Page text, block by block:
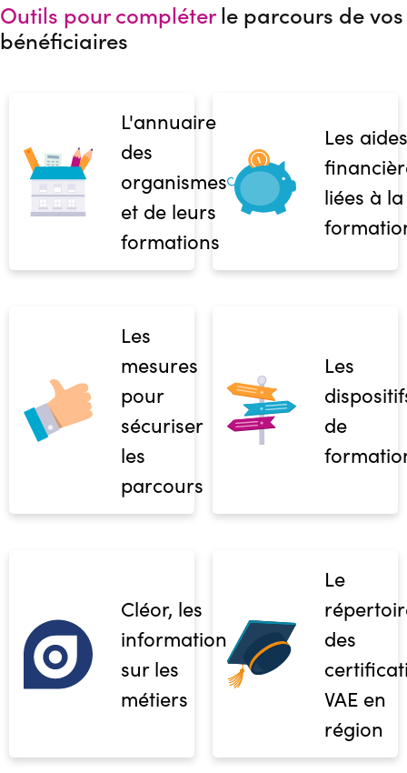
Outils pour compléterle parcours de vos
bénéficiaires
L'annuaire
des
organismes
et de leurs
formations
Les aides
liées à la
Les
mesures
pour
sécuriser
les
parcours
Les
de
Cléor, les
informations
sur les
métiers
Le
des
VAE en
région